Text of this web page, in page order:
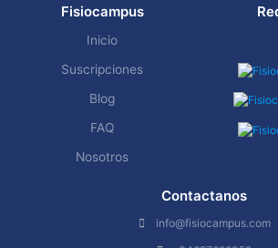
Fisiocampus
Inicio
Suscripciones
Blog
FAQ
Nosotros
Contactanos
info@fisiocampus.com